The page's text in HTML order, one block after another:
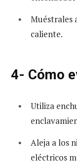
Muéstrales
caliente.
4- Cómo
Utiliza
Aleja a los
eléctricos